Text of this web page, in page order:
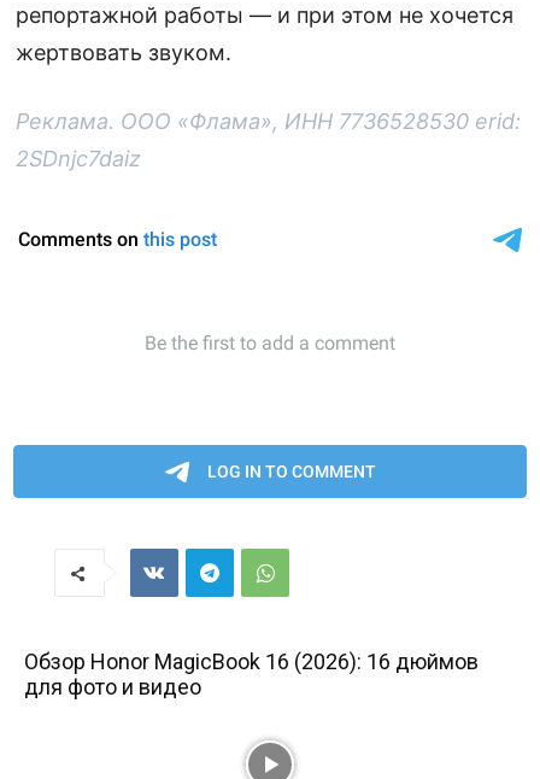
репортажной работы — и при этом не хочется
жертвовать звуком.
Реклама. ООО «Флама», ИНН 7736528530 erid:
2SDnjc7daiz
Обзор Honor MagicBook 16 (2026): 16 дюймов
для фото и видео